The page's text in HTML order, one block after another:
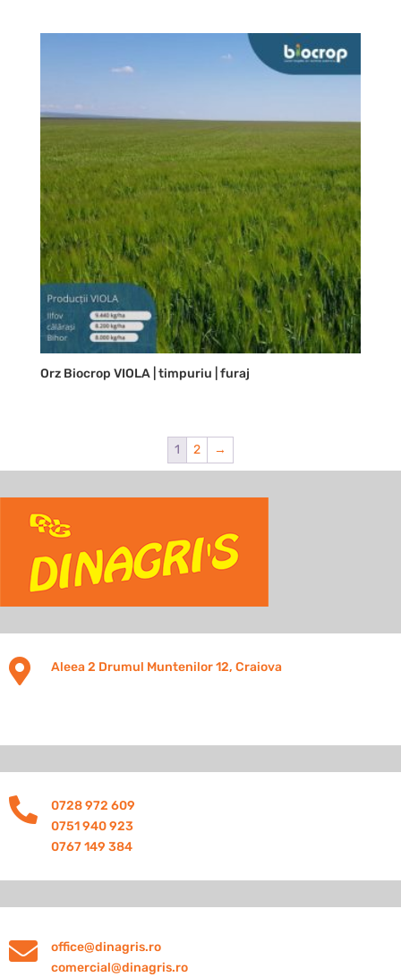
Orz Biocrop VIOLA | timpuriu | furaj
1 2 →
 Aleea 2 Drumul Muntenilor 12, Craiova

0728 972 609
0751 940 923
0767 149 384

office@dinagris.ro
comercial@dinagris.ro